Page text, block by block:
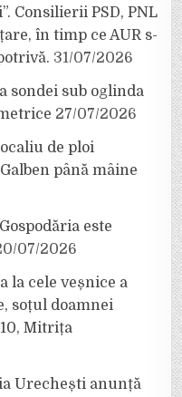
Consilierii PSD, PNL
în timp ce AUR s-
31/07/2026
sondei sub oglinda
27/07/2026
de ploi
până mâine
este
07/2026
la cele veșnice a
soțul doamnei
Mitrița
Urechești anunță